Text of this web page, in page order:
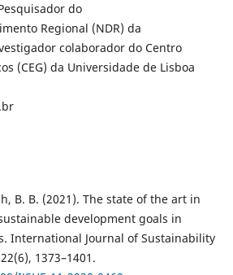
do
Regional (NDR) da
colaborador do Centro
(CEG) da Universidade de Lisboa
B. B. (2021). The state of the art in
development goals in
International Journal of Sustainability
1373–1401.